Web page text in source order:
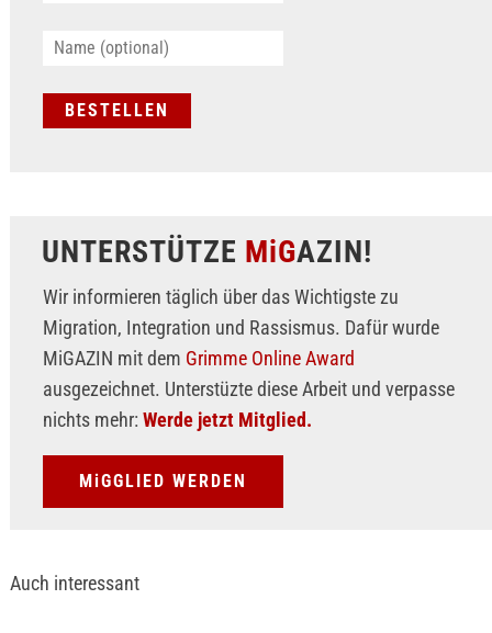
UNTERSTÜTZE MiGAZIN!
Wir informieren täglich über das Wichtigste zu
Migration, Integration und Rassismus. Dafür wurde
MiGAZIN mit dem Grimme Online Award
ausgezeichnet. Unterstüzte diese Arbeit und verpasse
nichts mehr: Werde jetzt Mitglied.
MiGGLIED WERDEN
Auch interessant